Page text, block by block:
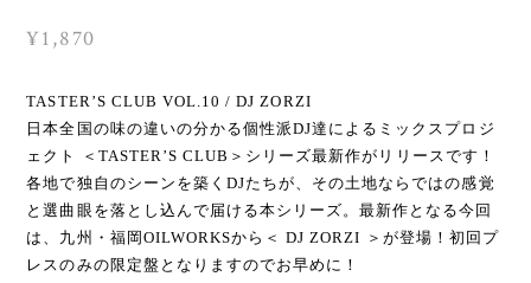
¥1,870
TASTER’S CLUB VOL.10 / DJ ZORZI
日本全国の味の違いの分かる個性派DJ達によるミックスプロジ
ェクト ＜TASTER’S CLUB＞シリーズ最新作がリリースです！
各地で独自のシーンを築くDJたちが、その土地ならではの感覚
と選曲眼を落とし込んで届ける本シリーズ。最新作となる今回
は、九州・福岡OILWORKSから＜ DJ ZORZI ＞が登場！初回プ
レスのみの限定盤となりますのでお早めに！